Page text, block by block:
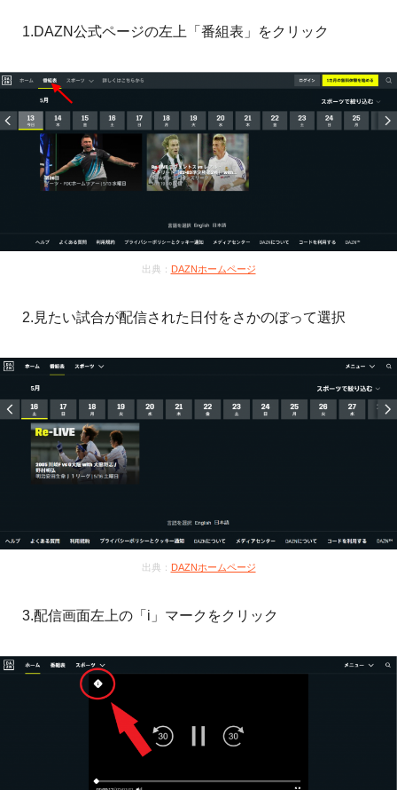
1.DAZN公式ページの左上「番組表」をクリック
出典： DAZNホームページ
2.見たい試合が配信された日付をさかのぼって選択
出典： DAZNホームページ
3.配信画面左上の「i」マークをクリック